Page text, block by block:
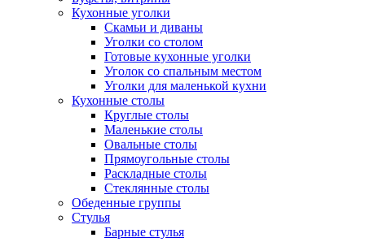
Кухонные уголки
Скамьи и диваны
Уголки со столом
Готовые кухонные уголки
Уголок со спальным местом
Уголки для маленькой кухни
Кухонные столы
Круглые столы
Маленькие столы
Овальные столы
Прямоугольные столы
Раскладные столы
Стеклянные столы
Обеденные группы
Стулья
Барные стулья